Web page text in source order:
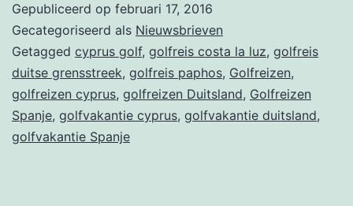
–
El
Rompido,
Aphrodite
Hills,
Gepubliceerd op februari 17, 2016
Gecategoriseerd als Nieuwsbrieven
Getagged cyprus golf, golfreis costa la luz, golfreis
duitse grensstreek, golfreis paphos, Golfreizen,
golfreizen cyprus, golfreizen Duitsland, Golfreizen
Spanje, golfvakantie cyprus, golfvakantie duitsland,
golfvakantie Spanje